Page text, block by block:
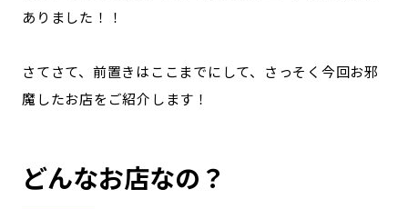
ありました！！
さてさて、前置きはここまでにして、さっそく今回お邪
魔したお店をご紹介します！
どんなお店なの？